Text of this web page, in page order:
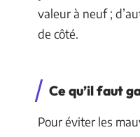
valeur à neuf ;
de côté.
Ce qu’il faut
Pour éviter les